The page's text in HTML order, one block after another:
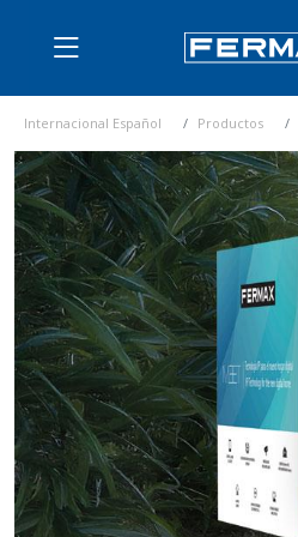
Internacional Español Productos